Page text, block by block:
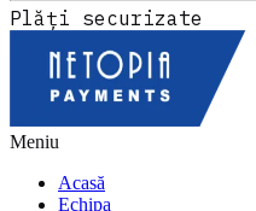
Plăți securizate
Meniu
Acasă
Echipa